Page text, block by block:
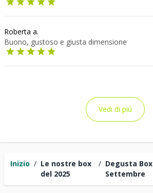
Inizio / Le nostre box
del 2025
/ Degusta Box
Settembre
Roberta a.
Buono, gustoso e giusta dimensione
Vedi di piú